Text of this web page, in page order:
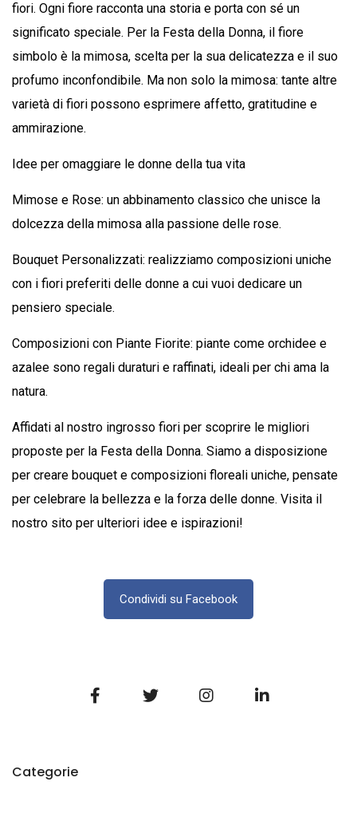
fiori. Ogni fiore racconta una storia e porta con sé un
significato speciale. Per la Festa della Donna, il fiore
simbolo è la mimosa, scelta per la sua delicatezza e il suo
profumo inconfondibile. Ma non solo la mimosa: tante altre
varietà di fiori possono esprimere affetto, gratitudine e
ammirazione.
Idee per omaggiare le donne della tua vita
Mimose e Rose: un abbinamento classico che unisce la
dolcezza della mimosa alla passione delle rose.
Bouquet Personalizzati: realizziamo composizioni uniche
con i fiori preferiti delle donne a cui vuoi dedicare un
pensiero speciale.
Composizioni con Piante Fiorite: piante come orchidee e
azalee sono regali duraturi e raffinati, ideali per chi ama la
natura.
Affidati al nostro ingrosso fiori per scoprire le migliori
proposte per la Festa della Donna. Siamo a disposizione
per creare bouquet e composizioni floreali uniche, pensate
per celebrare la bellezza e la forza delle donne. Visita il
nostro sito per ulteriori idee e ispirazioni!
Condividi su Facebook
Categorie